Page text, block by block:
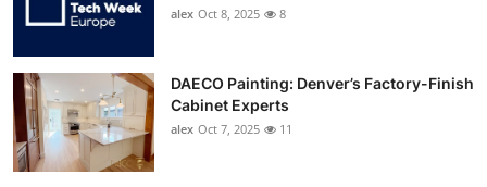
alex Oct 8, 2025 8
DAECO Painting: Denver’s Factory-Finish
Cabinet Experts
alex Oct 7, 2025 11